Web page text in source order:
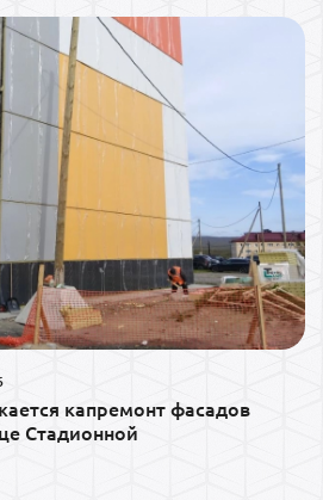
капремонт фасадов
Стадионной